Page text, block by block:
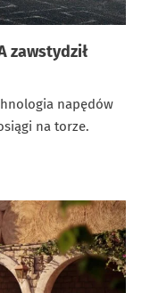
zawstydził
napędów
na torze.